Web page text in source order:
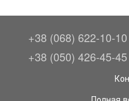
+38 (068) 622-10-10
+38 (050) 426-45-45